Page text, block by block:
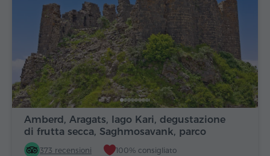
Amberd, Aragats, lago Kari, degustazione
di frutta secca, Saghmosavank, parco
Alfabeto
373 recensioni 100% consigliato